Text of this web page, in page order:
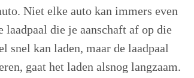
Niet elke auto kan immers even
laadpaal die je aanschaft af op die
snel kan laden, maar de laadpaal
gaat het laden alsnog langzaam.